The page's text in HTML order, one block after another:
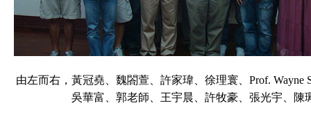
由左而右，黃冠堯、魏閤萱、許家瑋、徐理寰、Prof. Wayne
吳華富、郭老師、王宇晨、許牧豪、張光宇、陳